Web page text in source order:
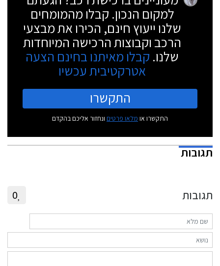
למקום הנכון. קבלו מהמומחים
שלנו ייעוץ חינם, הכירו את מבצעי
הרכב וקבוצות הרכישה המיוחדות
שלנו. קבלו מאיתנו בחינם הצעה
אטרקטיבית עכשיו
התקשרו
התקשרו או מלאו פרטים ונחזור אליכם בהקדם
תגובות
תגובות 0